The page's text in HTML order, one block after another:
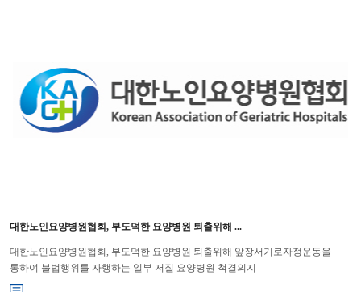
대한노인요양병원협회, 부도덕한 요양병원 퇴출위해 ...
대한노인요양병원협회, 부도덕한 요양병원 퇴출위해 앞장서기로자정운동을
통하여 불법행위를 자행하는 일부 저질 요양병원 척결의지
표명 대한노인요양병원협회(회장 윤해영)는 최근 언론에서 연이어 보도되고